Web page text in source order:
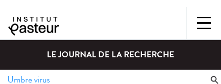
LE JOURNAL DE LA RECHERCHE